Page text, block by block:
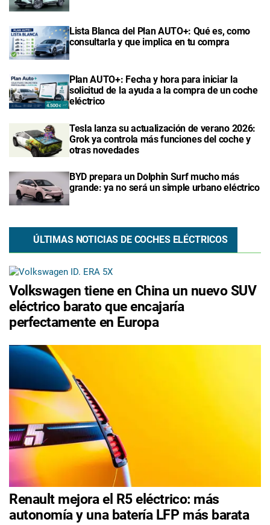
Lista Blanca del Plan AUTO+: Qué es, como
consultarla y que implica en tu compra
Plan AUTO+: Fecha y hora para iniciar la
solicitud de la ayuda a la compra de un coche
eléctrico
Tesla lanza su actualización de verano 2026:
Grok ya controla más funciones del coche y
otras novedades
BYD prepara un Dolphin Surf mucho más
grande: ya no será un simple urbano eléctrico
ÚLTIMAS NOTICIAS DE COCHES ELÉCTRICOS
Volkswagen tiene en China un nuevo SUV
eléctrico barato que encajaría
perfectamente en Europa
Renault mejora el R5 eléctrico: más
autonomía y una batería LFP más barata